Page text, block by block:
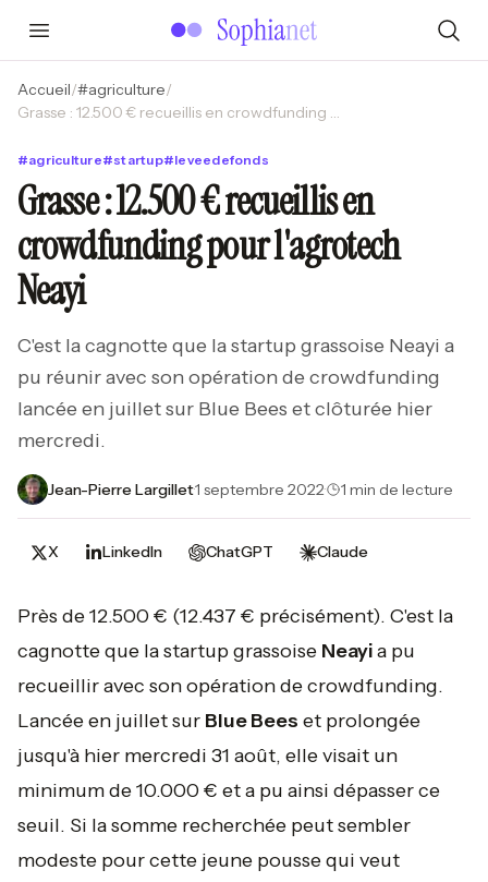
Accueil/#agriculture/
Grasse : 12.500 € recueillis en crowdfunding pour l'agrotech Neayi
#agriculture#startup#leveedefonds
Grasse : 12.500 € recueillis en
crowdfunding pour l'agrotech
Neayi
C'est la cagnotte que la startup grassoise Neayi a
pu réunir avec son opération de crowdfunding
lancée en juillet sur Blue Bees et clôturée hier
mercredi.
Jean-Pierre Largillet·1 septembre 2022· 1 min de lecture
X LinkedIn ChatGPT Claude
Près de 12.500 € (12.437 € précisément). C'est la
cagnotte que la startup grassoise Neayia pu
recueillir avec son opération de crowdfunding.
Lancée en juillet sur Blue Bees et prolongée
jusqu'à hier mercredi 31 août, elle visait un
minimum de 10.000 € et a pu ainsi dépasser ce
seuil. Si la somme recherchée peut sembler
modeste pour cette jeune pousse qui veut